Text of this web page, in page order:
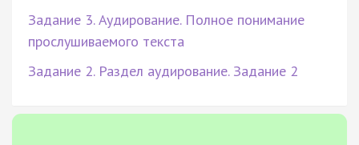
Задание 3. Аудирование. Полное понимание
прослушиваемого текста
Задание 2. Раздел аудирование. Задание 2